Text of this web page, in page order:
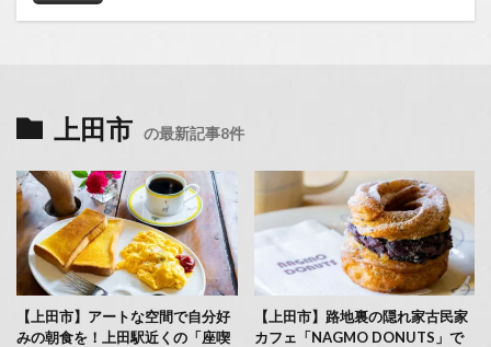
上田市 の最新記事8件
【上田市】アートな空間で自分好
みの朝食を！上田駅近くの「座喫
【上田市】路地裏の隠れ家古民家
カフェ「NAGMO DONUTS」で